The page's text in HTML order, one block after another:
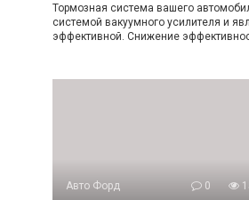
Тормозная система вашего
системой вакуумного усилителя и
эффективной. Снижение
Авто Форд 0